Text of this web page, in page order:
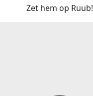
Zet hem op Ruub!